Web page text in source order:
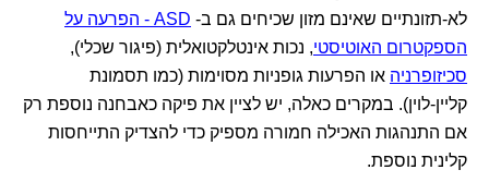
לא-תזונתיים שאינם מזון שכיחים גם ב-
ASD - הפרעה על
הספקטרום האוטיסטי, נכות אינטלקטואלית (פיגור שכלי),
סכיזופרניה או הפרעות גופניות מסוימות (כמו תסמונת
קליין-לוין). במקרים כאלה, יש לציין את פיקה כאבחנה נוספת רק
אם התנהגות האכילה חמורה מספיק כדי להצדיק התייחסות
קלינית נוספת.